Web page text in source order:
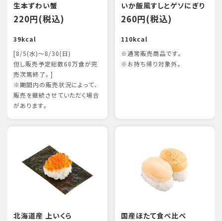
生本ずわい蟹
220円(税込)
39kcal
[8/5(水)～8/30(日)
但し販売予定総数68万食が完
売次第終了。]
※期間内の販売状況によって、
販売を継続させていただく場合
があります。
いか飯風すしとゲソにぎり
260円(税込)
110kcal
※通常販売商品です。
※お持ち帰り対象外。
北海道産 上いくら 国産ほたて食べ比べ